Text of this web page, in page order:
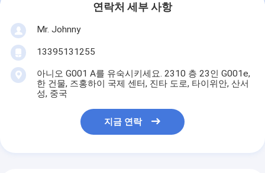
연락처 세부 사항
Mr. Johnny
13395131255
아니오 G001 A를 유숙시키세요. 2310 층 23인 G001e,
한 건물, 즈홍하이 국제 센터, 진타 도로, 타이위안, 산서
성, 중국
지금 연락